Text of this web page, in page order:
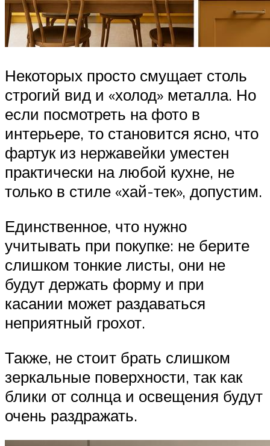
Некоторых просто смущает столь
строгий вид и «холод» металла. Но
если посмотреть на фото в
интерьере, то становится ясно, что
фартук из нержавейки уместен
практически на любой кухне, не
только в стиле «хай-тек», допустим.
Единственное, что нужно
учитывать при покупке: не берите
слишком тонкие листы, они не
будут держать форму и при
касании может раздаваться
неприятный грохот.
Также, не стоит брать слишком
зеркальные поверхности, так как
блики от солнца и освещения будут
очень раздражать.